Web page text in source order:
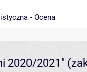
- Ocena
2020/2021"